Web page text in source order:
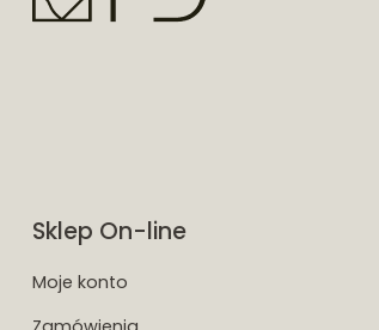
Sklep On-line
Moje konto